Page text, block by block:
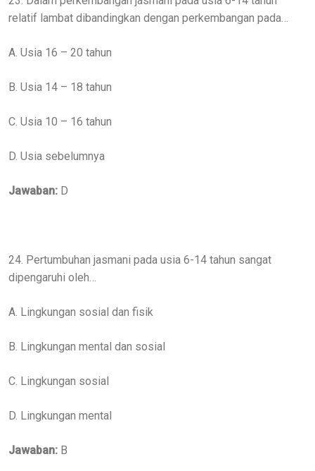
relatif lambat dibandingkan dengan perkembangan pada…
A. Usia 16 – 20 tahun
B. Usia 14 – 18 tahun
C. Usia 10 – 16 tahun
D. Usia sebelumnya
Jawaban: D
24. Pertumbuhan jasmani pada usia 6-14 tahun sangat
dipengaruhi oleh…
A. Lingkungan sosial dan fisik
B. Lingkungan mental dan sosial
C. Lingkungan sosial
D. Lingkungan mental
Jawaban: B